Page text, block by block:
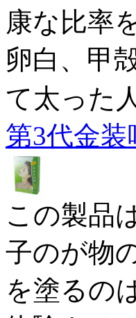
康な比率
卵白、甲
て太った
第3代金装
この製品
子のが物
を塗るの